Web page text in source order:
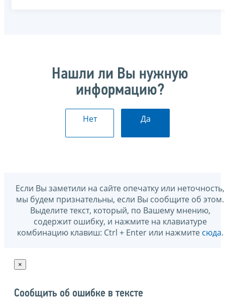
Нашли ли Вы нужную
информацию?
Нет Да
Если Вы заметили на сайте опечатку или неточность,
мы будем признательны, если Вы сообщите об этом.
Выделите текст, который, по Вашему мнению,
содержит ошибку, и нажмите на клавиатуре
комбинацию клавиш: Ctrl + Enter или нажмите сюда.
×
Сообщить об ошибке в тексте